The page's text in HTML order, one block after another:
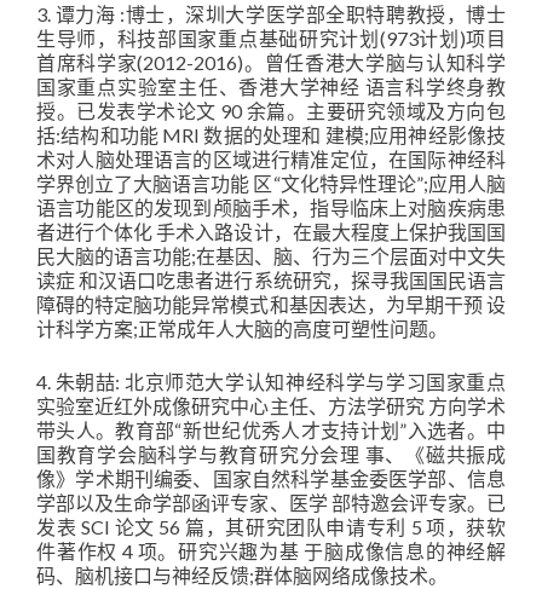
3. 谭力海 :博士，深圳大学医学部全职特聘教授，博士
生导师，科技部国家重点基础研究计划(973计划)项目
首席科学家(2012-2016)。曾任香港大学脑与认知科学
国家重点实验室主任、香港大学神经 语言科学终身教
授。已发表学术论文 90 余篇。主要研究领域及方向包
括:结构和功能 MRI 数据的处理和 建模;应用神经影像技
术对人脑处理语言的区域进行精准定位，在国际神经科
学界创立了大脑语言功能 区“文化特异性理论”;应用人脑
语言功能区的发现到颅脑手术，指导临床上对脑疾病患
者进行个体化 手术入路设计，在最大程度上保护我国国
民大脑的语言功能;在基因、脑、行为三个层面对中文失
读症 和汉语口吃患者进行系统研究，探寻我国国民语言
障碍的特定脑功能异常模式和基因表达，为早期干预 设
计科学方案;正常成年人大脑的高度可塑性问题。
4. 朱朝喆: 北京师范大学认知神经科学与学习国家重点
实验室近红外成像研究中心主任、方法学研究 方向学术
带头人。教育部“新世纪优秀人才支持计划”入选者。中
国教育学会脑科学与教育研究分会理 事、《磁共振成
像》学术期刊编委、国家自然科学基金委医学部、信息
学部以及生命学部函评专家、医学 部特邀会评专家。已
发表 SCI 论文 56 篇，其研究团队申请专利 5 项，获软
件著作权 4 项。研究兴趣为基 于脑成像信息的神经解
码、脑机接口与神经反馈;群体脑网络成像技术。